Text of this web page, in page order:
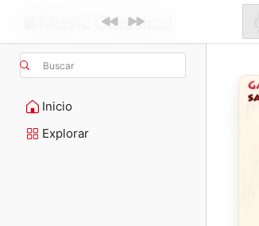
Buscar
Inicio
Explorar